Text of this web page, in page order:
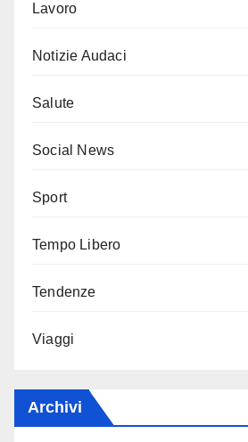
Lavoro
Notizie Audaci
Salute
Social News
Sport
Tempo Libero
Tendenze
Viaggi
Archivi